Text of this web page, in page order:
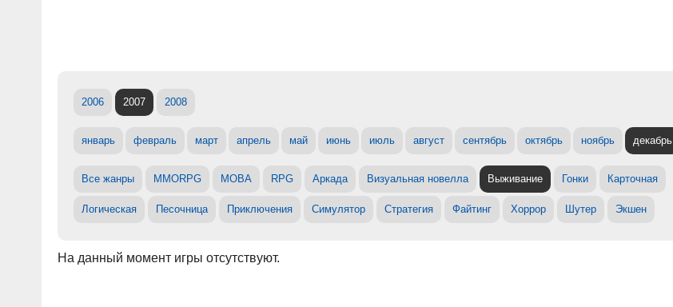
2006 2007 2008
январь февраль март апрель май июнь июль август сентябрь октябрь ноябрь декабрь
Все жанры MMORPG MOBA RPG Аркада Визуальная новелла Выживание Гонки Карточная
Логическая Песочница Приключения Симулятор Стратегия Файтинг Хоррор Шутер Экшен
На данный момент игры отсутствуют.